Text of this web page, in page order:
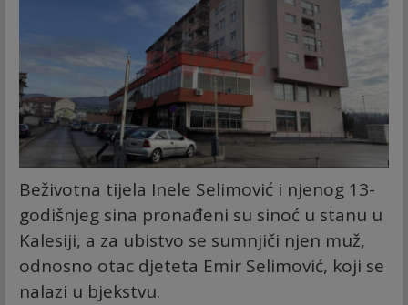
Beživotna tijela Inele Selimović i njenog 13-
godišnjeg sina pronađeni su sinoć u stanu u
Kalesiji, a za ubistvo se sumnjiči njen muž,
odnosno otac djeteta Emir Selimović, koji se
nalazi u bjekstvu.